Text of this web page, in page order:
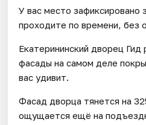
У вас место зафиксировано
проходите по времени, без
Екатерининский дворец Гид
фасады на самом деле
вас удивит.
Фасад дворца тянется на
ощущается ещё на